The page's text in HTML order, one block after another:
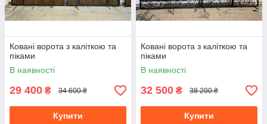
Ковані ворота з каліткою та
піками
В наявності
29 400 ₴ 34 600 ₴
Купити
Ковані ворота з каліткою та
піками
В наявності
32 500 ₴ 38 200 ₴
Купити